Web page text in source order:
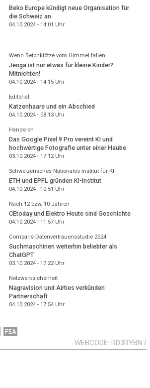
Beko Europe kündigt neue Organisation für
die Schweiz an
04.10.2024 - 14:01 Uhr
Wenn Betonklötze vom Himmel fallen
Jenga ist nur etwas für kleine Kinder?
Mitnichten!
04.10.2024 - 14:15Uhr
Editorial
Katzenhaare und ein Abschied
04.10.2024 - 08:13Uhr
Hands-on
Das Google Pixel 9 Pro vereint KI und
hochwertige Fotografie unter einer Haube
03.10.2024 - 17:12Uhr
Schweizerisches Nationales Institut für KI
ETH und EPFL gründen KI-Institut
04.10.2024 - 10:51 Uhr
Nach 12 bzw. 10 Jahren
CEtoday und Elektro Heute sind Geschichte
04.10.2024 - 11:57Uhr
Comparis-Datenvertrauensstudie 2024
Suchmaschinen weiterhin beliebter als
ChatGPT
03.10.2024 - 17:22Uhr
Netzwerksicherheit
Nagravision und Airties verkünden
Partnerschaft
04.10.2024 - 17:54Uhr
FEA
WEBCODE RD3RYBN7